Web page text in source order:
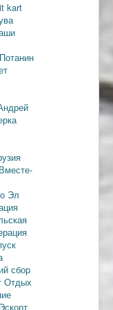
kart
Вместе-
Эл
сбор
Отдых
Эскорт